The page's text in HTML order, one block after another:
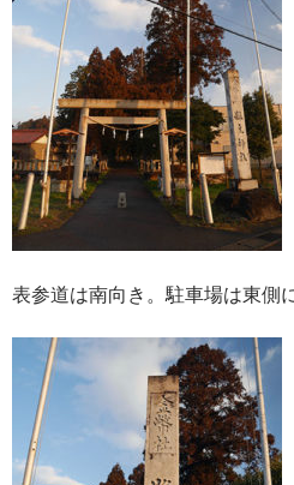
表参道は南向き。駐車場は東側